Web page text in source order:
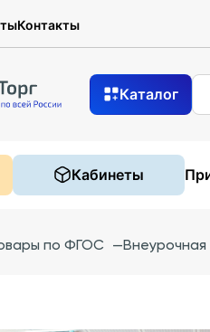
Контакты
Каталог
Кабинеты
по ФГОС —Внеурочная